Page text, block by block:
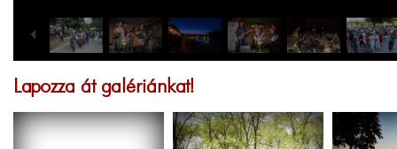
Lapozza át galériánkat!